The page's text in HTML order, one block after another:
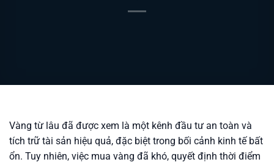
Vàng từ lâu đã được xem là một kênh đầu tư an toàn và
tích trữ tài sản hiệu quả, đặc biệt trong bối cảnh kinh tế bất
ổn. Tuy nhiên, việc mua vàng đã khó, quyết định thời điểm